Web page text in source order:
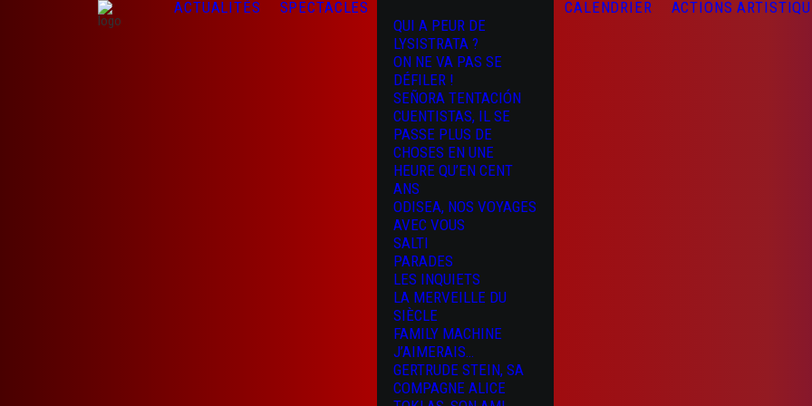
ACTUALITÉS
SPECTACLES
QUI A PEUR DE
LYSISTRATA ?
ON NE VA PAS SE
DÉFILER !
SEÑORA TENTACIÓN
CUENTISTAS, IL SE
PASSE PLUS DE
CHOSES EN UNE
HEURE QU’EN CENT
ANS
ODISEA, NOS VOYAGES
AVEC VOUS
SALTI
PARADES
LES INQUIETS
LA MERVEILLE DU
SIÈCLE
FAMILY MACHINE
J’AIMERAIS…
GERTRUDE STEIN, SA
COMPAGNE ALICE
CALENDRIER ACTIONS